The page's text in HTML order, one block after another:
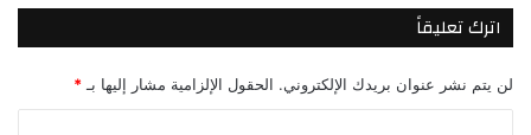
اترك تعليقاً
لن يتم نشر عنوان بريدك الإلكتروني. الحقول الإلزامية مشار إليها بـ *